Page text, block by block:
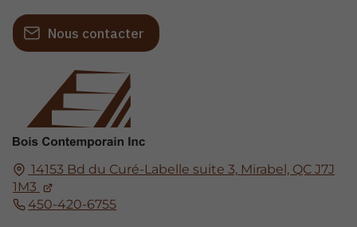
14153 Bd du Curé-Labelle suite 3, Mirabel, QC J7J
1M3
450-420-6755
Nous contacter